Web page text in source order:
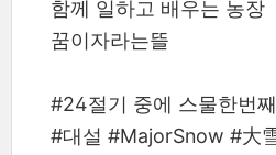
함께 일하고 배우는 농장
꿈이자라는뜰
#24절기 중에 스물한번
#대설 #MajorSnow #大